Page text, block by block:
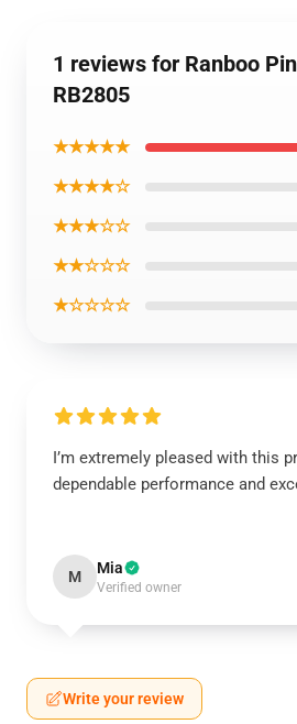
1 reviews for Ranboo
RB2805
★★★★★
★★★★☆
★★★☆☆
★★☆☆☆
★☆☆☆☆
I’m extremely pleased with this
dependable performance and
M Mia
Verified owner
Write your review